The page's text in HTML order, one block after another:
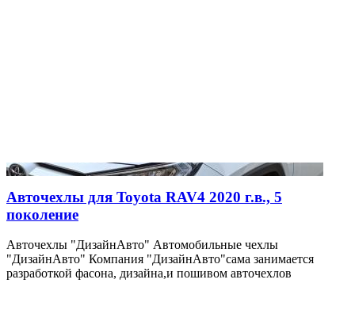
Авточехлы для Toyota RAV4 2020 г.в., 5
поколение
Авточехлы "ДизайнАвто" Автомобильные чехлы
"ДизайнАвто" Компания "ДизайнАвто"сама занимается
разработкой фасона, дизайна,и пошивом авточехлов